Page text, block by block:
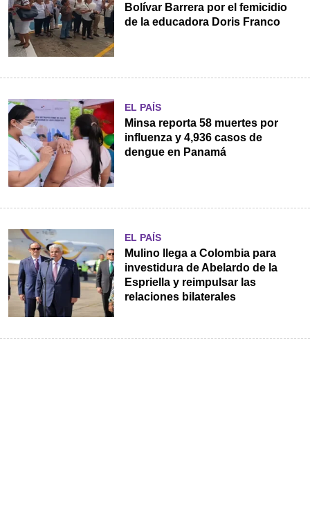
Bolívar Barrera por el femicidio
de la educadora Doris Franco
EL PAÍS
Minsa reporta 58 muertes por
influenza y 4,936 casos de
dengue en Panamá
EL PAÍS
Mulino llega a Colombia para
investidura de Abelardo de la
Espriella y reimpulsar las
relaciones bilaterales